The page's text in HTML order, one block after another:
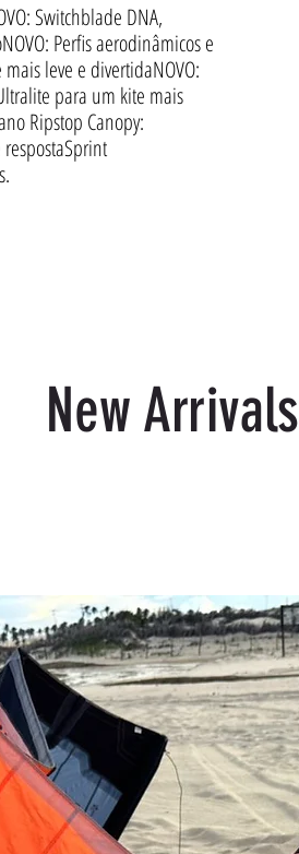
Switchblade DNA,
Perfis aerodinâmicos e
leve e divertidaNOVO:
para um kite mais
Ripstop Canopy:
New Arrivals